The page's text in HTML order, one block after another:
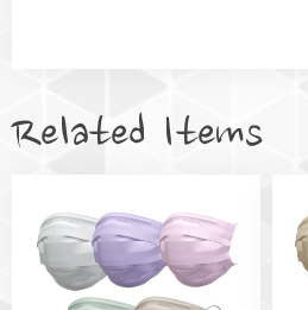
Related Items